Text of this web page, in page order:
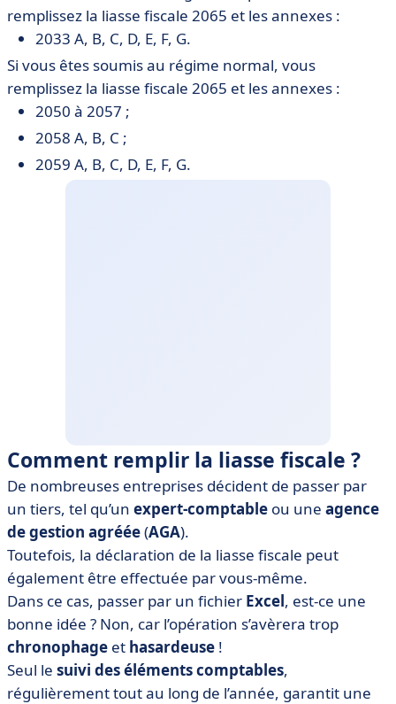
remplissez la liasse fiscale 2065 et les annexes :
2033 A, B, C, D, E, F, G.
Si vous êtes soumis au régime normal, vous
remplissez la liasse fiscale 2065 et les annexes :
2050 à 2057 ;
2058 A, B, C ;
2059 A, B, C, D, E, F, G.
Comment remplir la liasse fiscale ?
De nombreuses entreprises décident de passer par
un tiers, tel qu’un expert-comptable ou une agence
de gestion agréée(AGA).
Toutefois, la déclaration de la liasse fiscale peut
également être effectuée par vous-même.
Dans ce cas, passer par un fichier Excel, est-ce une
bonne idée ? Non, car l’opération s’avèrera trop
chronophage et hasardeuse !
Seul le suivi des éléments comptables,
régulièrement tout au long de l’année, garantit une